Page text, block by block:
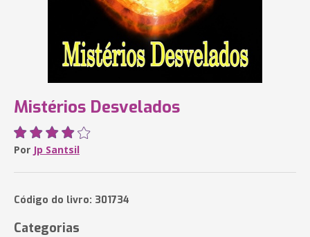
Mistérios Desvelados
Por Jp Santsil
Código do livro: 301734
Categorias